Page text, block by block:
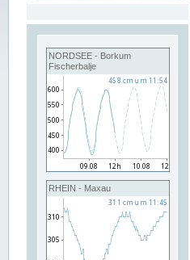
NORDSEE - Borkum
Fischerbalje
RHEIN - Maxau